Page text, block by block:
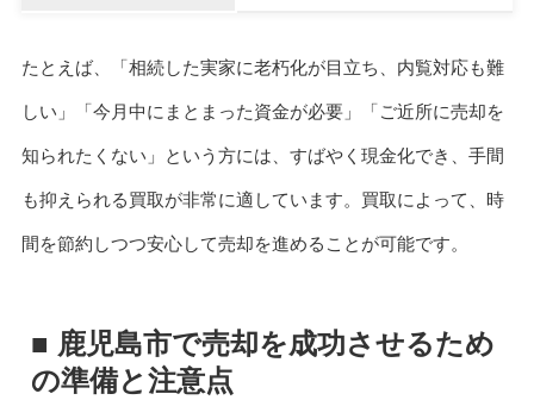
たとえば、「相続した実家に老朽化が目立ち、内覧対応も難
しい」「今月中にまとまった資金が必要」「ご近所に売却を
知られたくない」という方には、すばやく現金化でき、手間
も抑えられる買取が非常に適しています。買取によって、時
間を節約しつつ安心して売却を進めることが可能です。
■ 鹿児島市で売却を成功させるため
の準備と注意点